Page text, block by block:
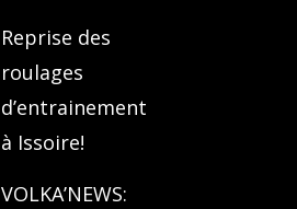
Reprise des
roulages
d’entrainement
à Issoire!
VOLKA’NEWS: